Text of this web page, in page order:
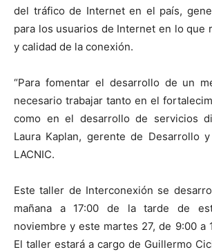
del tráfico de Internet en el país,
para los usuarios de Internet en lo que
y calidad de la conexión.
“Para fomentar el desarrollo de un
necesario trabajar tanto en el
como en el desarrollo de servicios
Laura Kaplan, gerente de Desarrollo
LACNIC.
Este taller de Interconexión se
mañana a 17:00 de la tarde de
noviembre y este martes 27, de 9:00 a
El taller estará a cargo de Guillermo